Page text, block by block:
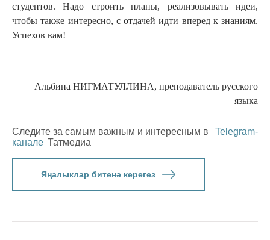
студентов. Надо строить планы, реализовывать идеи,
чтобы также интересно, с отдачей идти вперед к знаниям.
Успехов вам!
Альбина НИГМАТУЛЛИНА, преподаватель русского
языка
Следите за самым важным и интересным в
Telegram-
канале Татмедиа
Яңалыклар битенә керегез